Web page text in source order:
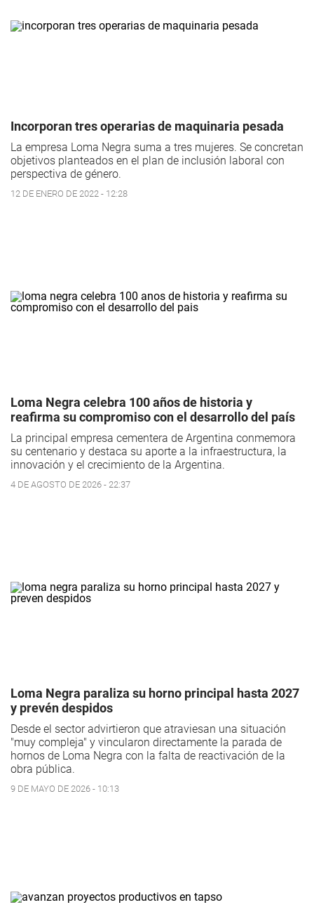
Incorporan tres operarias de maquinaria pesada
La empresa Loma Negra suma a tres mujeres. Se concretan
objetivos planteados en el plan de inclusión laboral con
perspectiva de género.
12 DE ENERO DE 2022 - 12:28
Loma Negra celebra 100 años de historia y
reafirma su compromiso con el desarrollo del país
La principal empresa cementera de Argentina conmemora
su centenario y destaca su aporte a la infraestructura, la
innovación y el crecimiento de la Argentina.
4 DE AGOSTO DE 2026 - 22:37
Loma Negra paraliza su horno principal hasta 2027
y prevén despidos
Desde el sector advirtieron que atraviesan una situación
"muy compleja" y vincularon directamente la parada de
hornos de Loma Negra con la falta de reactivación de la
obra pública.
9 DE MAYO DE 2026 - 10:13